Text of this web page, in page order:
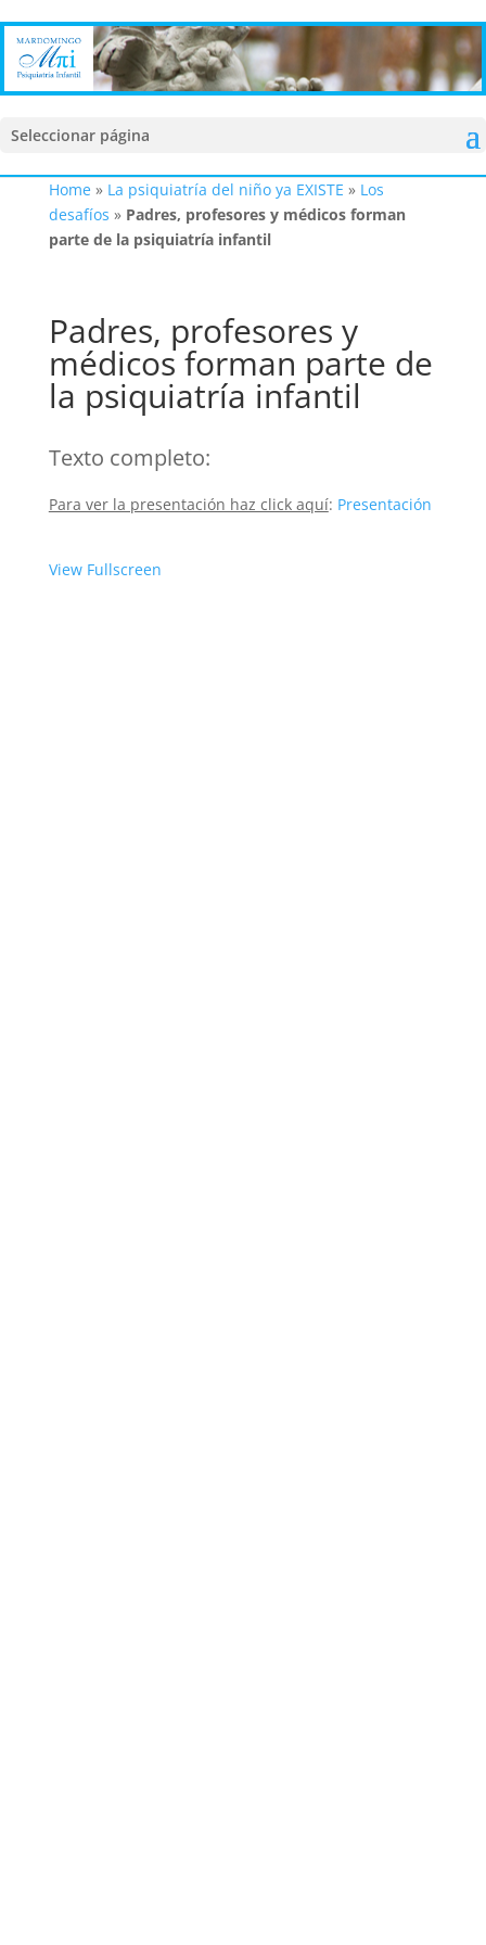
Seleccionar página
Home» La psiquiatría del niño ya EXISTE » Los
desafíos » Padres, profesores y médicos forman
parte de la psiquiatría infantil
Padres, profesores y
médicos forman parte de
la psiquiatría infantil
Texto completo:
Para ver la presentación haz click aquí: Presentación
View Fullscreen